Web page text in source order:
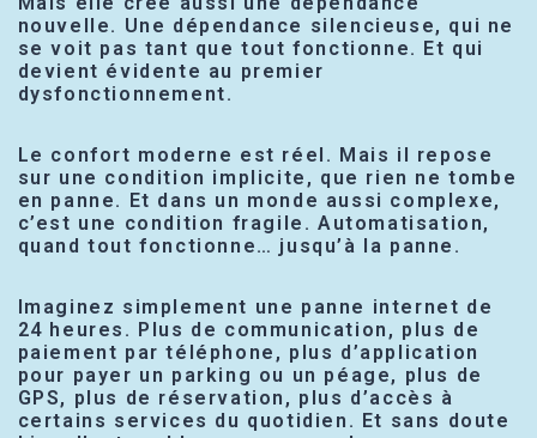
nouvelle. Une dépendance silencieuse, qui ne
se voit pas tant que tout fonctionne. Et qui
devient évidente au premier
dysfonctionnement.
Le confort moderne est réel. Mais il repose
sur une condition implicite, que rien ne tombe
en panne. Et dans un monde aussi complexe,
c’est une condition fragile. Automatisation,
quand tout fonctionne… jusqu’à la panne.
Imaginez simplement une panne internet de
24 heures. Plus de communication, plus de
paiement par téléphone, plus d’application
pour payer un parking ou un péage, plus de
GPS, plus de réservation, plus d’accès à
certains services du quotidien. Et sans doute